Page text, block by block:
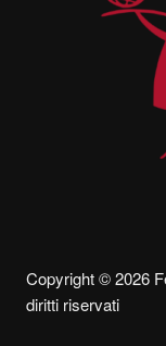
Copyright © 2026
diritti riservati